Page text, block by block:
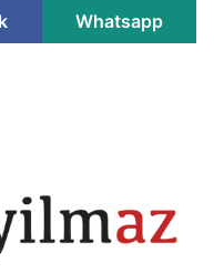
Whatsapp